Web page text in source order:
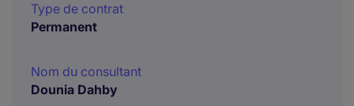
Type de contrat
Permanent
Nom du consultant
Dounia Dahby